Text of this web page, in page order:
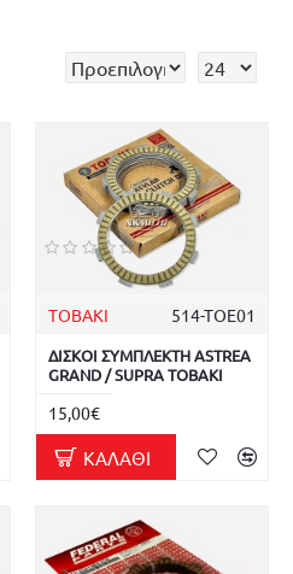
TOBAKI 514-TOE01
ΔΙΣΚΟΙ ΣΥΜΠΛΕΚΤΗ ASTREA
GRAND / SUPRA TOBAKI
15,00€
ΚΑΛΆΘΙ